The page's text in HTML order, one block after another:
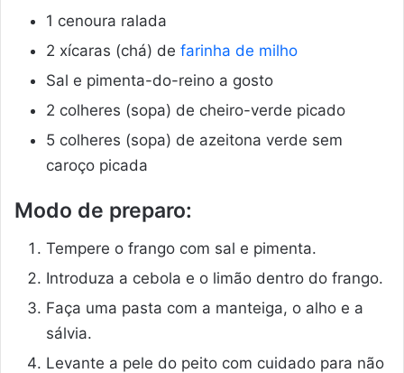
1 cenoura ralada
2 xícaras (chá) de farinha de milho
Sal e pimenta-do-reino a gosto
2 colheres (sopa) de cheiro-verde picado
5 colheres (sopa) de azeitona verde sem
caroço picada
Modo de preparo:
Tempere o frango com sal e pimenta.
Introduza a cebola e o limão dentro do frango.
Faça uma pasta com a manteiga, o alho e a
sálvia.
Levante a pele do peito com cuidado para não